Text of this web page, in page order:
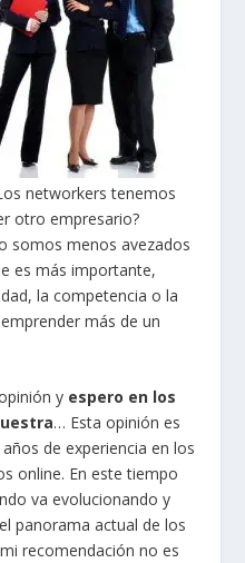
networkers tenemos
otro empresario?
somos menos avezados
es más importante,
la competencia o la
más de un
y espero en los
… Esta opinión es
de experiencia en los
online. En este tiempo
va evolucionando y
panorama actual de los
recomendación no es